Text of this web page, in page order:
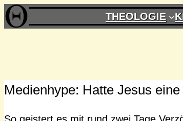
Zum
Inhalt
THEOLOGIE
Medienhype: Hatte Jesus